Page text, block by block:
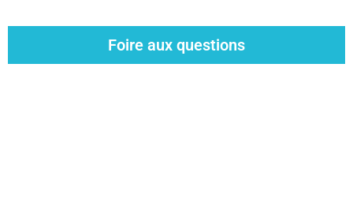
Foire aux questions